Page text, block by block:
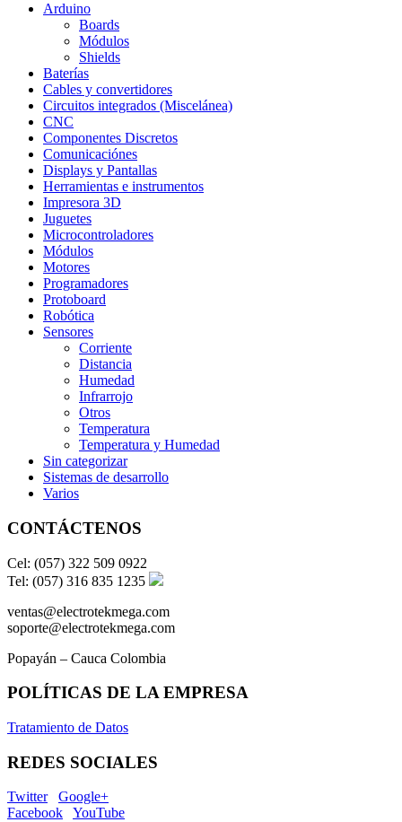
Arduino
Boards
Módulos
Shields
Baterías
Cables y convertidores
Circuitos integrados (Miscelánea)
CNC
Componentes Discretos
Comunicaciónes
Displays y Pantallas
Herramientas e instrumentos
Impresora 3D
Juguetes
Microcontroladores
Módulos
Motores
Programadores
Protoboard
Robótica
Sensores
Corriente
Distancia
Humedad
Infrarrojo
Otros
Temperatura
Temperatura y Humedad
Sin categorizar
Sistemas de desarrollo
Varios
CONTÁCTENOS
Cel: (057) 322 509 0922
Tel: (057) 316 835 1235
ventas@electrotekmega.com
soporte@electrotekmega.com
Popayán – Cauca Colombia
POLÍTICAS DE LA EMPRESA
Tratamiento de Datos
REDES SOCIALES
Twitter
Google+
Facebook
YouTube